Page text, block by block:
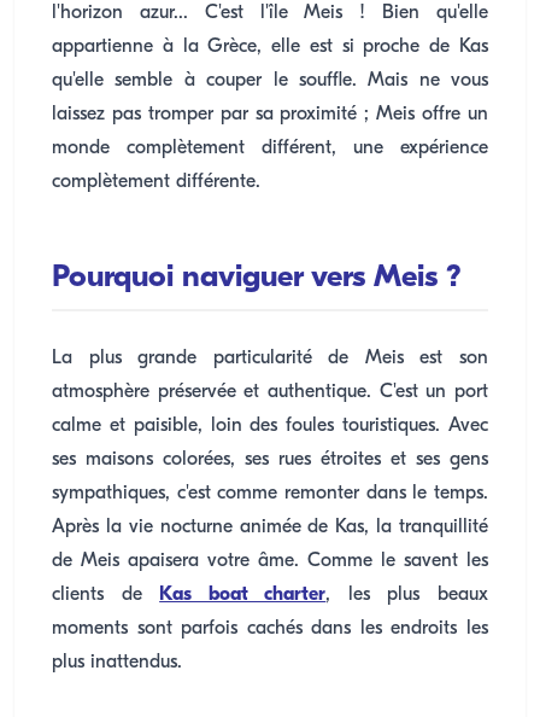
l'horizon azur... C'est l'île Meis ! Bien qu'elle
appartienne à la Grèce, elle est si proche de Kas
qu'elle semble à couper le souffle. Mais ne vous
laissez pas tromper par sa proximité ; Meis offre un
monde complètement différent, une expérience
complètement différente.
Pourquoi naviguer vers Meis ?
La plus grande particularité de Meis est son
atmosphère préservée et authentique. C'est un port
calme et paisible, loin des foules touristiques. Avec
ses maisons colorées, ses rues étroites et ses gens
sympathiques, c'est comme remonter dans le temps.
Après la vie nocturne animée de Kas, la tranquillité
de Meis apaisera votre âme. Comme le savent les
clients de
Kas boat charter, les plus beaux
moments sont parfois cachés dans les endroits les
plus inattendus.